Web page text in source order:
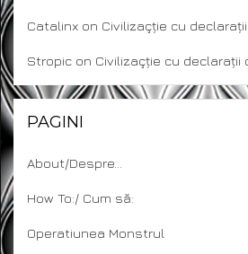
Catalinx on Civilizaçție cu
Stropic on Civilizaçție cu declarații
PAGINI
About/Despre…
How To:/ Cum să:
Operatiunea Monstrul